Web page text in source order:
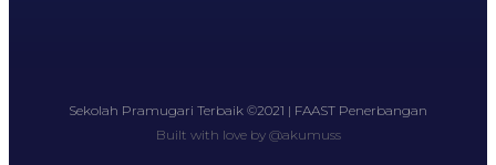
Sekolah Pramugari Terbaik ©2021 | FAAST Penerbangan
Built with love by @akumuss